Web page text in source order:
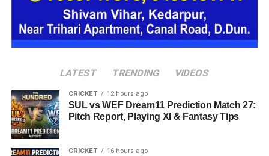
हर यूनिट में अलग किचन जैसी सुविधाएं भी होंगी, ताकि वहां रहने वाली
महिलाओं और बच्चों को रोजमर्रा के जीवन में ज्यादा स्वतंत्रता और जिम्मेदारी
का अनुभव हो सके। प्रस्तावित परिसर में कुल 16 घर विकसित किए
जाएंगे, जिनमें करीब 88 लोगों के रहने की व्यवस्था होगी।
LATEST TRENDING VIDEOS
CRICKET 12 hours ago
SUL vs WEF Dream11 Prediction Match 27:
Pitch Report, Playing XI & Fantasy Tips
CRICKET 16 hours ago